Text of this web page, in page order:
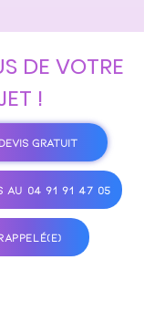
DE VOTRE
!
GRATUIT
AU 04 91 91 47 05